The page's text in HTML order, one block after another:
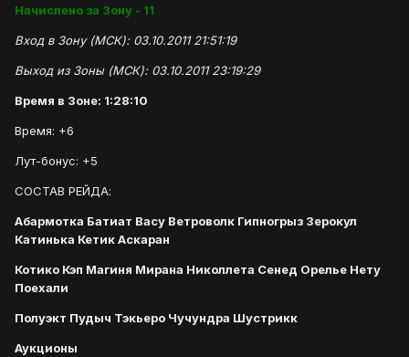
Начислено за Зону - 11
Вход в Зону (МСК): 03.10.2011 21:51:19
Выход из Зоны (МСК): 03.10.2011 23:19:29
Время в Зоне: 1:28:10
Время: +6
Лут-бонус: +5
СОСТАВ РЕЙДА:
Абармотка Батиат Васу Ветроволк Гипногрыз Зерокул
Катинька Кетик Аскаран
Котико Кэп Магиня Мирана Николлета Сенед Орелье Нету
Поехали
Полуэкт Пудыч Тэкьеро Чучундра Шустрикк
Аукционы